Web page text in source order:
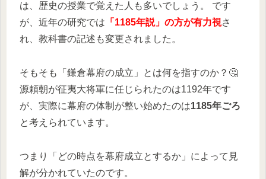
は、歴史の授業で覚えた人も多いでしょう。 です
が、近年の研究では 「1185年説」の方が有力視さ
れ、教科書の記述も変更されました。
そもそも「鎌倉幕府の成立」とは何を指すのか？🤔
源頼朝が征夷大将軍に任じられたのは1192年です
が、実際に幕府の体制が整い始めたのは1185年ごろ
と考えられています。
つまり「どの時点を幕府成立とするか」によって見
解が分かれていたのです。